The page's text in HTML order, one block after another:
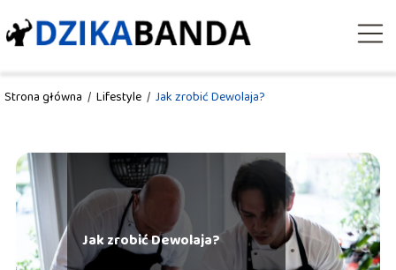
Strona główna / Lifestyle / Jak zrobić Dewolaja?
Jak zrobić Dewolaja?